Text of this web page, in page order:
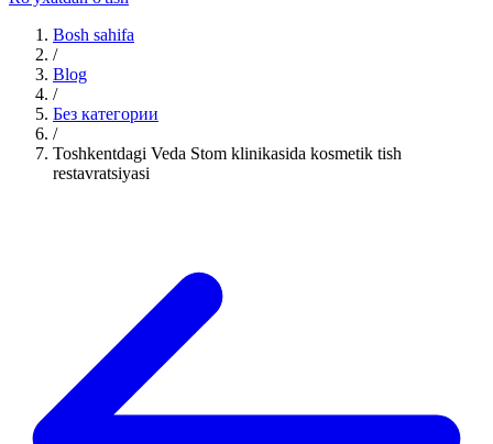
Bosh sahifa
/
Blog
/
Без категории
/
Toshkentdagi Veda Stom klinikasida kosmetik tish
restavratsiyasi